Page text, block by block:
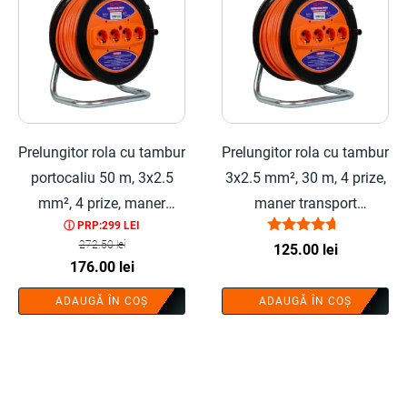
Prelungitor rola cu tambur
portocaliu 50 m, 3x2.5
mm², 4 prize, maner
transport ergonomic -
COBI SMART®
ⓘ PRP:299 LEI
272.50lei
Prețul
inițial
a
176.00 leiPrețul
curent
este:
ADAUGĂ ÎN COȘ
Prelungitor rola cu tambur
3x2.5 mm², 30 m, 4 prize,
maner transport
ergonomic - COBI
SMART®
Evaluat la
4.50
125.00 lei
ADAUGĂ ÎN COȘ